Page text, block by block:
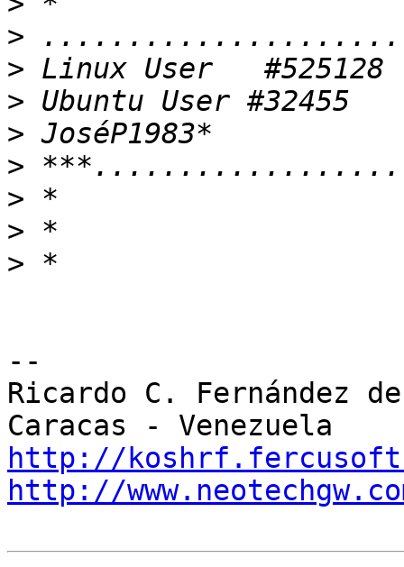
>
>
>
>
>
>
>
>
--
Ricardo C. Fernández
http://
http://